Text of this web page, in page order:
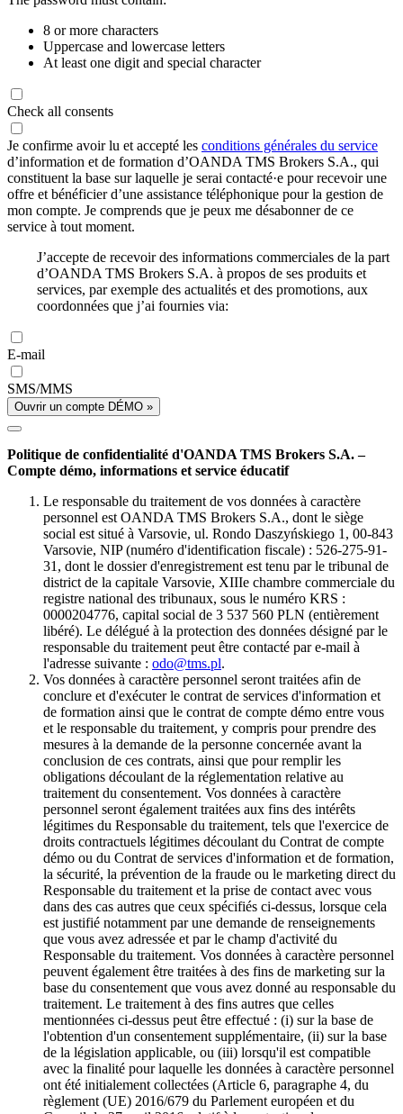
8 or more characters
Uppercase and lowercase letters
At least one digit and special character
Check all consents
Je confirme avoir lu et accepté les conditions générales du service
d’information et de formation d’OANDA TMS Brokers S.A., qui
constituent la base sur laquelle je serai contacté·e pour recevoir une
offre et bénéficier d’une assistance téléphonique pour la gestion de
mon compte. Je comprends que je peux me désabonner de ce
service à tout moment.
J’accepte de recevoir des informations commerciales de la part
d’OANDA TMS Brokers S.A. à propos de ses produits et
services, par exemple des actualités et des promotions, aux
coordonnées que j’ai fournies via:
E-mail
SMS/MMS
Ouvrir un compte DÉMO »
Politique de confidentialité d'OANDA TMS Brokers S.A. –
Compte démo, informations et service éducatif
Le responsable du traitement de vos données à caractère
personnel est OANDA TMS Brokers S.A., dont le siège
social est situé à Varsovie, ul. Rondo Daszyńskiego 1, 00-843
Varsovie, NIP (numéro d'identification fiscale) : 526-275-91-
31, dont le dossier d'enregistrement est tenu par le tribunal de
district de la capitale Varsovie, XIIIe chambre commerciale du
registre national des tribunaux, sous le numéro KRS :
0000204776, capital social de 3 537 560 PLN (entièrement
libéré). Le délégué à la protection des données désigné par le
responsable du traitement peut être contacté par e-mail à
l'adresse suivante : odo@tms.pl.
Vos données à caractère personnel seront traitées afin de
conclure et d'exécuter le contrat de services d'information et
de formation ainsi que le contrat de compte démo entre vous
et le responsable du traitement, y compris pour prendre des
mesures à la demande de la personne concernée avant la
conclusion de ces contrats, ainsi que pour remplir les
obligations découlant de la réglementation relative au
traitement du consentement. Vos données à caractère
personnel seront également traitées aux fins des intérêts
légitimes du Responsable du traitement, tels que l'exercice de
droits contractuels légitimes découlant du Contrat de compte
démo ou du Contrat de services d'information et de formation,
la sécurité, la prévention de la fraude ou le marketing direct du
Responsable du traitement et la prise de contact avec vous
dans des cas autres que ceux spécifiés ci-dessus, lorsque cela
est justifié notamment par une demande de renseignements
que vous avez adressée et par le champ d'activité du
Responsable du traitement. Vos données à caractère personnel
peuvent également être traitées à des fins de marketing sur la
base du consentement que vous avez donné au responsable du
traitement. Le traitement à des fins autres que celles
mentionnées ci-dessus peut être effectué : (i) sur la base de
l'obtention d'un consentement supplémentaire, (ii) sur la base
de la législation applicable, ou (iii) lorsqu'il est compatible
avec la finalité pour laquelle les données à caractère personnel
ont été initialement collectées (Article 6, paragraphe 4, du
règlement (UE) 2016/679 du Parlement européen et du